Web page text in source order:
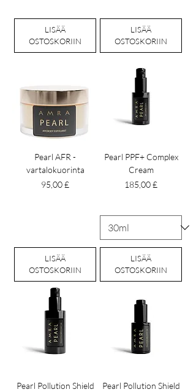
LISÄÄ
OSTOSKORIIN
LISÄÄ
OSTOSKORIIN
Pearl AFR -
vartalokuorinta
Hinta
95,00 £
LISÄÄ
OSTOSKORIIN
Pearl PPF+ Complex
Cream
Hinta
185,00 £
LISÄÄ
OSTOSKORIIN
Pearl Pollution Shield
Pearl Pollution Shield